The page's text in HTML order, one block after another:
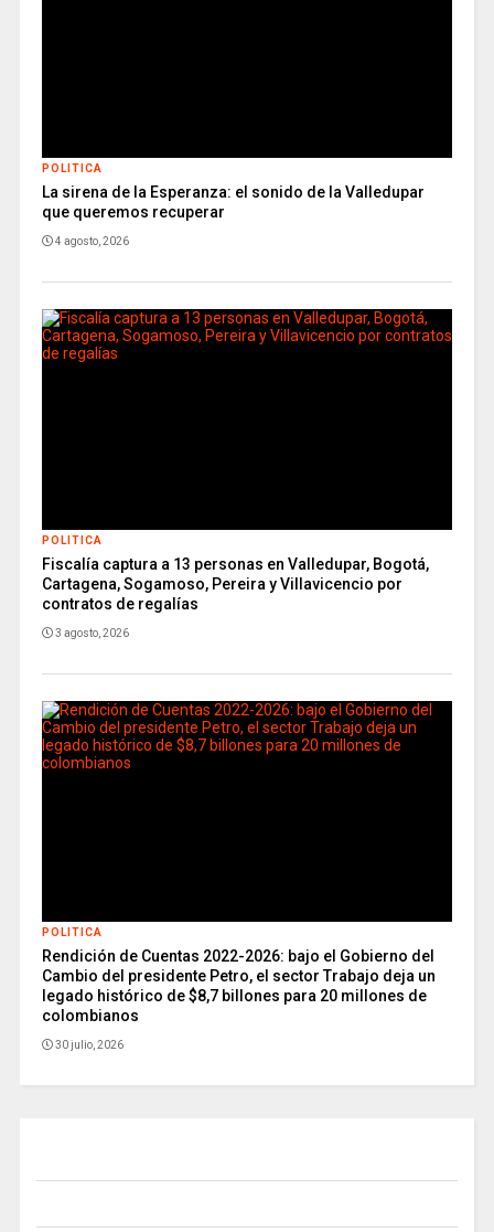
POLITICA
La sirena de la Esperanza: el sonido de la Valledupar
que queremos recuperar
4 agosto, 2026
POLITICA
Fiscalía captura a 13 personas en Valledupar, Bogotá,
Cartagena, Sogamoso, Pereira y Villavicencio por
contratos de regalías
3 agosto, 2026
POLITICA
Rendición de Cuentas 2022-2026: bajo el Gobierno del
Cambio del presidente Petro, el sector Trabajo deja un
legado histórico de $8,7 billones para 20 millones de
colombianos
30 julio, 2026